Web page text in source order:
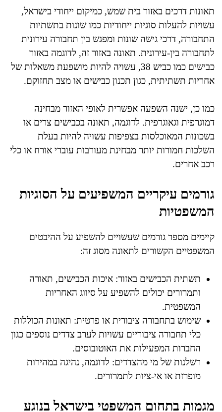
תאונות דרכים באזור בית שמש, כמיקום ייחודי בישראל,
עשויות להעלות סוגיות ייחודיות כמו שונות בתשתיות
התחבורה, דרכי גישה שונות ומפגש בין תחבורה עירונית
לתחבורה בין-עירונית. תאונה באזור זה, לדוגמה באזור
כבישים כמו כביש 38, עשויה להיות מושפעת משאלות של
אחריות תשתיתית, כגון תכנון כבישים או מצב תחזוקם.
כמו כן, ישנה השפעה אפשרית לאופי האזור מבחינה
דמוגרפית וגאוגרפית. לדוגמה, תאונה בכבישים צרים או
בשכונות המאוכלסות בצפיפות עשויה להיות בעלת
השלכות חמורות יותר מבחינת מעורבות עוברי אורח או כלי
רכב אחרים.
גורמים עיקריים המשפיעים על הסוגיות
המשפטיות
קיימים מספר גורמים שעשויים להשפיע על ההיבטים
המשפטיים הקשורים לתאונה מסוג זה:
תשתית הכבישים באזור: איכות הכבישים, תאורה
ותמרורים יכולים להשפיע על סיווג האחריות
המשפטית.
שימוש בתחבורה ציבורית או פרטית: תאונות הכוללות
כלי תחבורה ציבוריים עשויות לערב צדדים נוספים כגון
החברות המפעילות את האוטובוסים.
רשלנות של מי מהצדדים: לדוגמה, נהיגה במהירות
מופרזת או אי-ציות לתמרורים.
מגמות בתחום המשפטי בישראל בנוגע